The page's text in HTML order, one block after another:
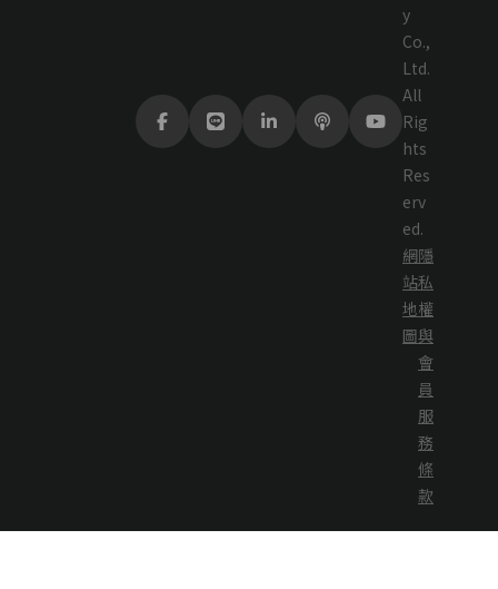
y
Co.,
Ltd.
All
Rig
hts
Res
erv
ed.
網
站
地
圖
隱
私
權
與
會
員
服
務
條
款